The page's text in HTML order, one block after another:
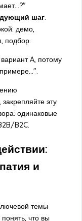
шаг.
демо,
подбор.
A, потому
эту
одинаковые
B2C.
и
темы
что вы